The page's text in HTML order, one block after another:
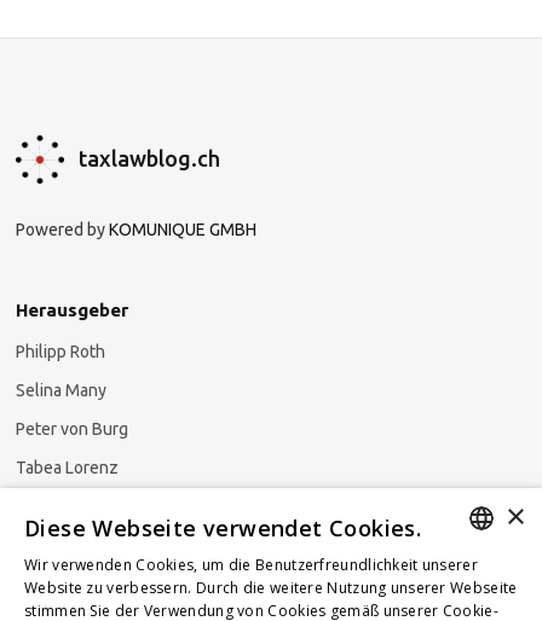
taxlawblog.ch
Powered byKOMUNIQUE GMBH
Herausgeber
Philipp Roth
Selina Many
Peter von Burg
Tabea Lorenz
GERMAN
×
Diese Webseite verwendet Cookies.
Wir verwenden Cookies, um die Benutzerfreundlichkeit unserer
Website zu verbessern. Durch die weitere Nutzung unserer Webseite
stimmen Sie der Verwendung von Cookies gemäß unserer Cookie-